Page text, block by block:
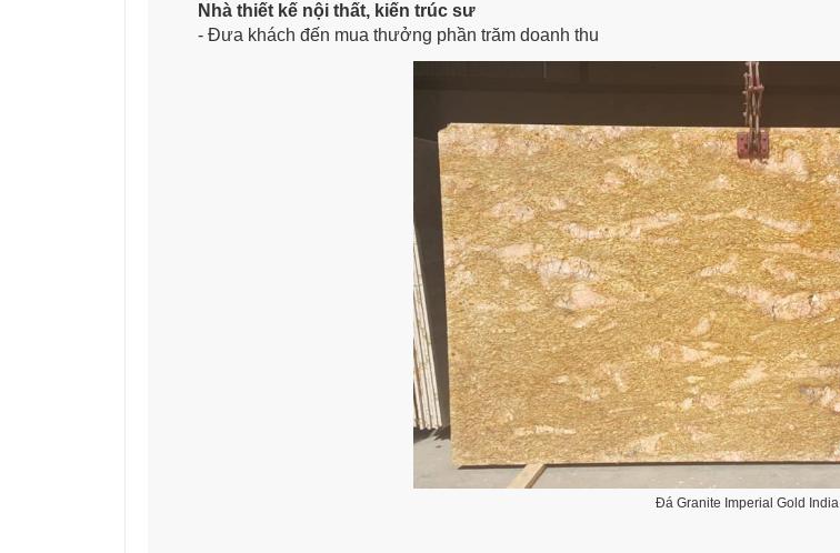
Nhà thiết kế nội thất, kiến trúc sư
- Đưa khách đến mua thưởng phần trăm doanh thu
Đá Granite Imperial Gold India